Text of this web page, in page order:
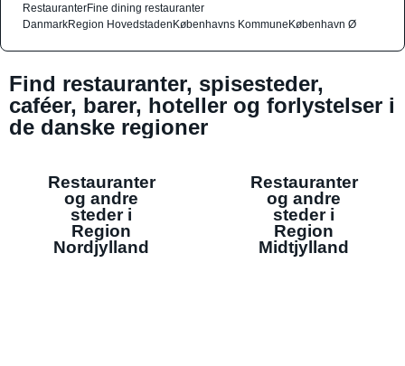
RestauranterFine dining restauranter
DanmarkRegion HovedstadenKøbenhavns KommuneKøbenhavn Ø
Find restauranter, spisesteder,
caféer, barer, hoteller og forlystelser i
de danske regioner
Restauranter
og andre
steder i
Region
Nordjylland
Restauranter
og andre
steder i
Region
Midtjylland